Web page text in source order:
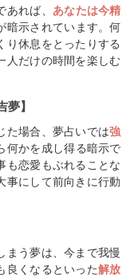
れば、 あなたは今精
暗示されています。何
り休息をとったりする
人だけの時間を楽しむ
】
た場合、夢占いでは強
何かを成し得る暗示で
も恋愛もぶれることな
事にして前向きに行動
まう夢は、今まで我慢
良くなるといった解放